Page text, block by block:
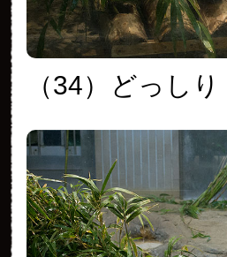
（34） どっしり